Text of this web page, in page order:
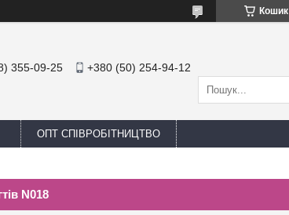
Кошик
355-09-25 +380 (50) 254-94-12
ОПТ СПІВРОБІТНИЦТВО
N018